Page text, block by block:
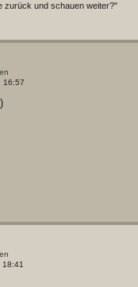
zurück und schauen weiter?"
16:57